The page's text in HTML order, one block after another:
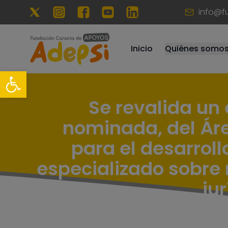
Inicio Quiénes somos
Conócenos
Se revalida
nominada, del
para el
especializado